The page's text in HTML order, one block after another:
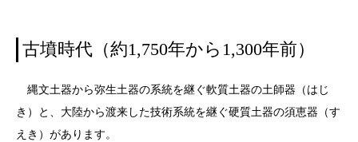
古墳時代（約1,750年から1,300年前）
縄文土器から弥生土器の系統を継ぐ軟質土器の土師器（はじ
き）と、大陸から渡来した技術系統を継ぐ硬質土器の須恵器（す
えき）があります。